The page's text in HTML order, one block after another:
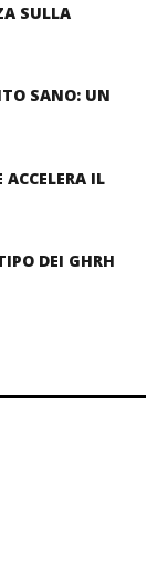
SULLA
SANO: UN
IL
DEI GHRH